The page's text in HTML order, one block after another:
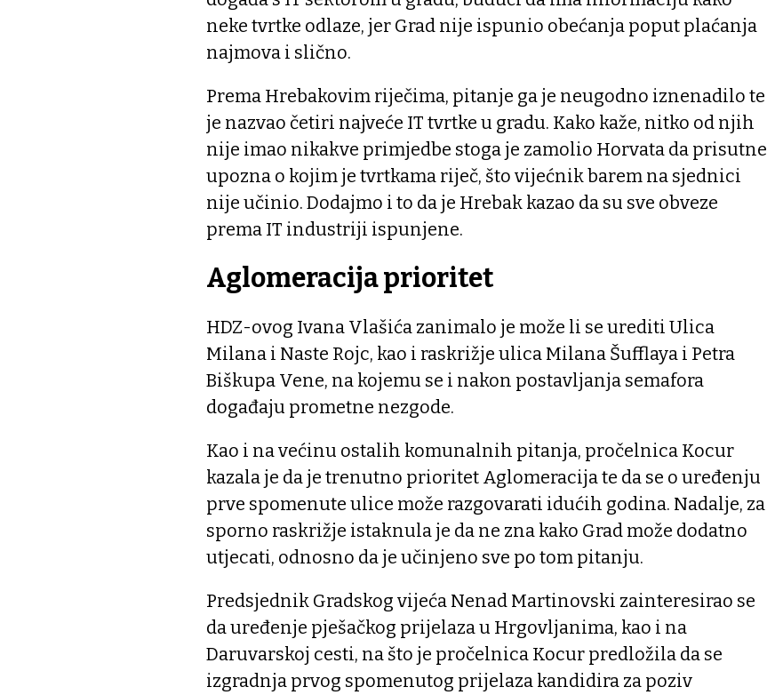
neke tvrtke odlaze, jer Grad nije ispunio obećanja poput plaćanja
najmova i slično.
Prema Hrebakovim riječima, pitanje ga je neugodno iznenadilo te
je nazvao četiri najveće IT tvrtke u gradu. Kako kaže, nitko od njih
nije imao nikakve primjedbe stoga je zamolio Horvata da prisutne
upozna o kojim je tvrtkama riječ, što vijećnik barem na sjednici
nije učinio. Dodajmo i to da je Hrebak kazao da su sve obveze
prema IT industriji ispunjene.
Aglomeracija prioritet
HDZ-ovog Ivana Vlašića zanimalo je može li se urediti Ulica
Milana i Naste Rojc, kao i raskrižje ulica Milana Šufflaya i Petra
Biškupa Vene, na kojemu se i nakon postavljanja semafora
događaju prometne nezgode.
Kao i na većinu ostalih komunalnih pitanja, pročelnica Kocur
kazala je da je trenutno prioritet Aglomeracija te da se o uređenju
prve spomenute ulice može razgovarati idućih godina. Nadalje, za
sporno raskrižje istaknula je da ne zna kako Grad može dodatno
utjecati, odnosno da je učinjeno sve po tom pitanju.
Predsjednik Gradskog vijeća Nenad Martinovski zainteresirao se
da uređenje pješačkog prijelaza u Hrgovljanima, kao i na
Daruvarskoj cesti, na što je pročelnica Kocur predložila da se
izgradnja prvog spomenutog prijelaza kandidira za poziv